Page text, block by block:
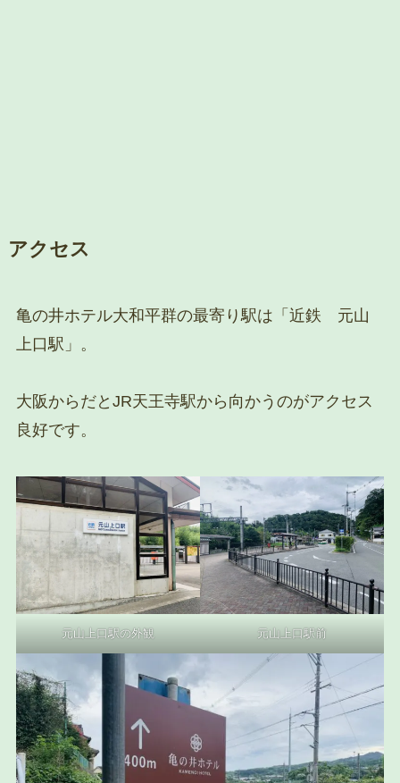
アクセス
亀の井ホテル大和平群の最寄り駅は「近鉄 元山
上口駅」。
大阪からだとJR天王寺駅から向かうのがアクセス
良好です。
元山上口駅の外観 元山上口駅前